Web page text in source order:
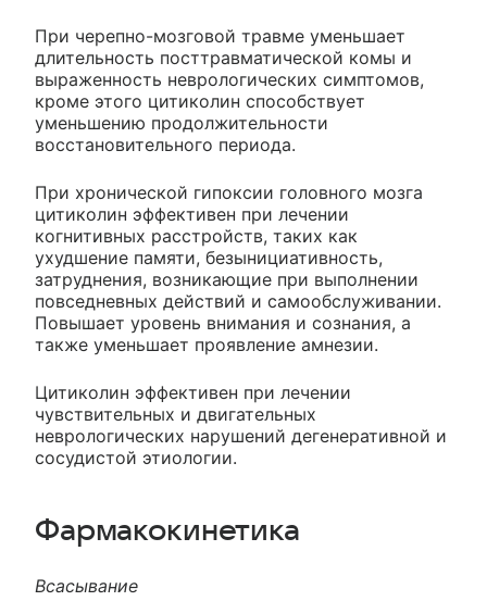
При черепно-мозговой травме уменьшает
длительность посттравматической комы и
выраженность неврологических симптомов,
кроме этого цитиколин способствует
уменьшению продолжительности
восстановительного периода.
При хронической гипоксии головного мозга
цитиколин эффективен при лечении
когнитивных расстройств, таких как
ухудшение памяти, безынициативность,
затруднения, возникающие при выполнении
повседневных действий и самообслуживании.
Повышает уровень внимания и сознания, а
также уменьшает проявление амнезии.
Цитиколин эффективен при лечении
чувствительных и двигательных
неврологических нарушений дегенеративной и
сосудистой этиологии.
Фармакокинетика
Всасывание